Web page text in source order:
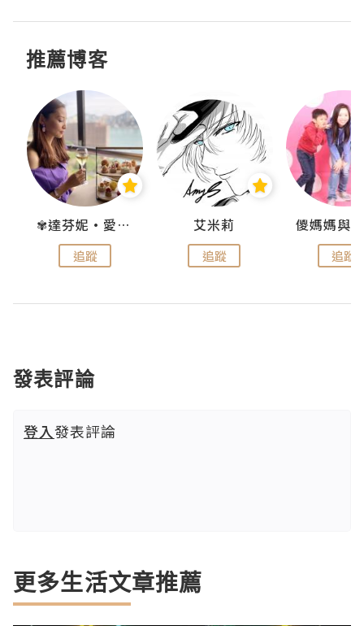
推薦博客
✾達芬妮•愛孩子•愛生活✾
追蹤
艾米莉
追蹤 追蹤
發表評論
登入發表評論
更多生活文章推薦